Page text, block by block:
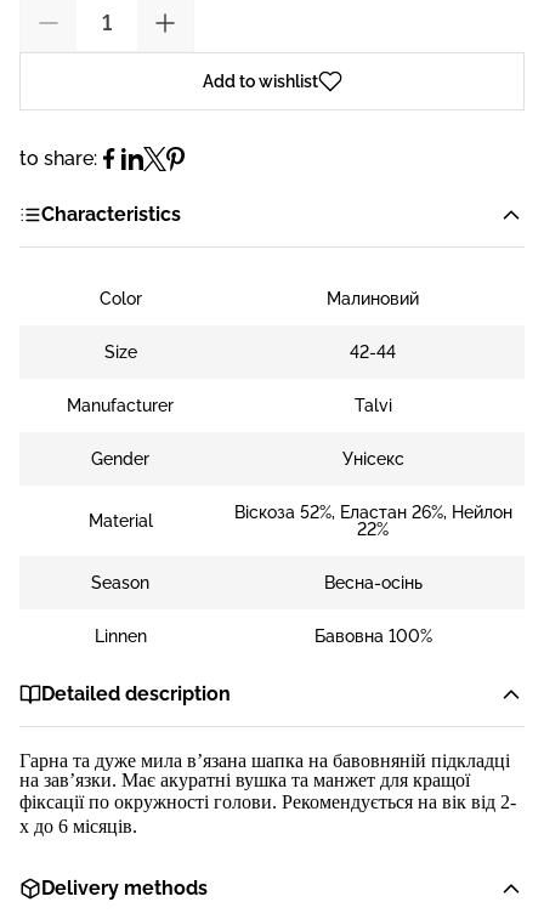
Add to wishlist
to share:
Characteristics
Color Малиновий
Size 42-44
Manufacturer Talvi
Gender Унісекс
Material
Віскоза 52%, Еластан 26%, Нейлон
22%
Season Весна-осінь
Linnen Бавовна 100%
Detailed description
Гарна та дуже мила в’язана шапка на бавовняній підкладці
на зав’язки. Має акуратні вушка та манжет для кращої
фіксації по окружності голови. Рекомендується на вік від 2-
х до 6 місяців.
Delivery methods